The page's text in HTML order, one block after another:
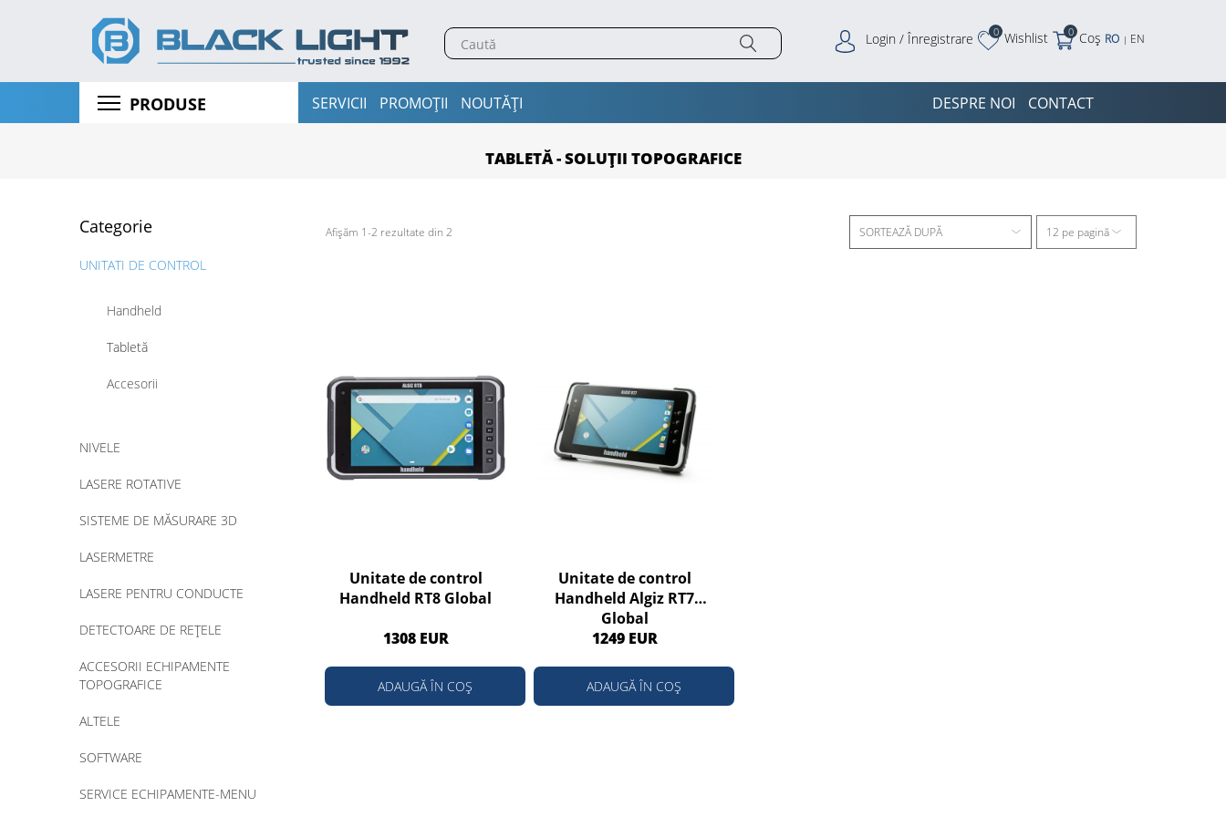
RO | EN
Coș
0
Wishlist
0
Login / Înregistrare
PRODUSE SERVICII PROMOȚII NOUTĂȚI DESPRE NOI CONTACT
TABLETĂ - SOLUȚII TOPOGRAFICE
Categorie
UAV
UNITATI DE CONTROL
Handheld
Tabletă
Accesorii
NIVELE
LASERE ROTATIVE
SISTEME DE MĂSURARE 3D
LASERMETRE
LASERE PENTRU CONDUCTE
DETECTOARE DE REȚELE
ACCESORII ECHIPAMENTE
TOPOGRAFICE
ALTELE
SOFTWARE
SERVICE ECHIPAMENTE-MENU
Afișăm 1-2 rezultate din 2
Unitate de control
Handheld RT8 Global
1308 EUR
ADAUGĂ ÎN COȘ
Unitate de control
Handheld Algiz RT7
Global
1249 EUR
ADAUGĂ ÎN COȘ